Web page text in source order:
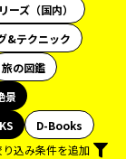
ーズ（国内）
&テクニック
旅の図鑑
景
D-Books
り込み条件を追加